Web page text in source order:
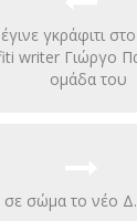
γκράφιτι
writer Γιώργο
ομάδα του
σε σώμα το νέο